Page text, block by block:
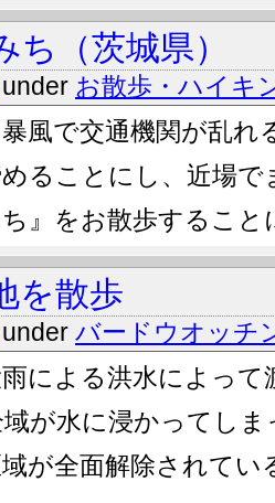
ち（茨城県）
under お散歩・ハイキ
風で交通機関が乱
ることにし、近場
ち』をお散歩すること
を散歩
under バードウオッチ
による洪水によっ
が水に浸かってし
が全面解除されて